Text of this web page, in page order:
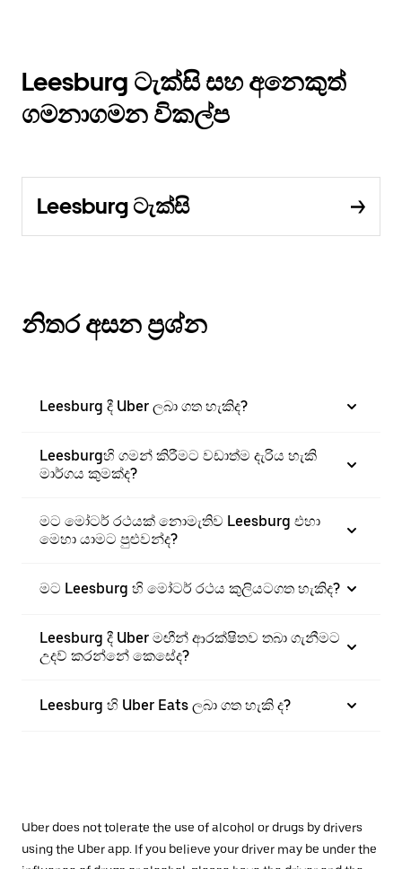
Leesburg ටැක්සි සහ අනෙකුත්
ගමනාගමන විකල්ප
Leesburg ටැක්සි
නිතර අසන ප්‍රශ්න
Leesburg දී Uber ලබා ගත හැකිද?
Leesburgහි ගමන් කිරීමට වඩාත්ම දැරිය හැකි
මාර්ගය කුමක්ද?
මට මෝටර් රථයක් නොමැතිව Leesburg එහා
මෙහා යාමට පුළුවන්ද?
මට Leesburg හි මෝටර් රථය කුලියටගත හැකිද?
Leesburg දී Uber මඟීන් ආරක්ෂිතව තබා ගැනීමට
උදව් කරන්නේ කෙසේද?
Leesburg හි Uber Eats ලබා ගත හැකි ද?
Uber does not tolerate the use of alcohol or drugs by drivers
using the Uber app. If you believe your driver may be under the